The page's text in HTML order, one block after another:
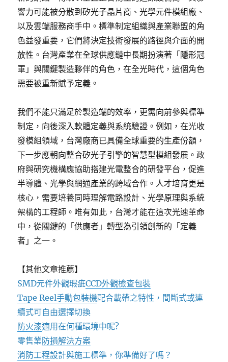
響力可能被分散到矽光子晶片商、光學元件模組廠、
以及雲端服務商手中。標準制定組織與產業聯盟的角
色益發重要，它們將決定技術發展的路徑與介面的開
放性。台灣產業在全球供應鏈中長期扮演著「隱形冠
軍」與關鍵製造夥伴的角色，在全光時代，這個角色
需要被重新賦予定義。
我們不能只滿足於製造端的效率，更需向前參與標準
制定，向後深入軟體定義與系統驗證。例如，在光收
發模組領域，台灣廠商已具備全球重要的生產份額，
下一步應朝向整合矽光子引擎的智慧型模組發展。政
府與研究機構應協助搭建光電整合的研發平台，促進
半導體、光學與網通產業的跨域合作。人才培育更是
核心，需要培養同時理解電路設計、光學原理與系統
架構的工程師。唯有如此，台灣才能在這次光速革命
中，從關鍵的「供應者」轉型為引領創新的「定義
者」之一。
【其他文章推薦】
SMD元件外觀瑕疵CCD外觀檢查包裝
Tape Reel手動包裝機配合載帶之特性，間斷式或連
續式可自由選擇切換
防火漆適用在何種環境中呢?
零售業防損解決方案
消防工程設計與施工標準，你準備好了嗎？